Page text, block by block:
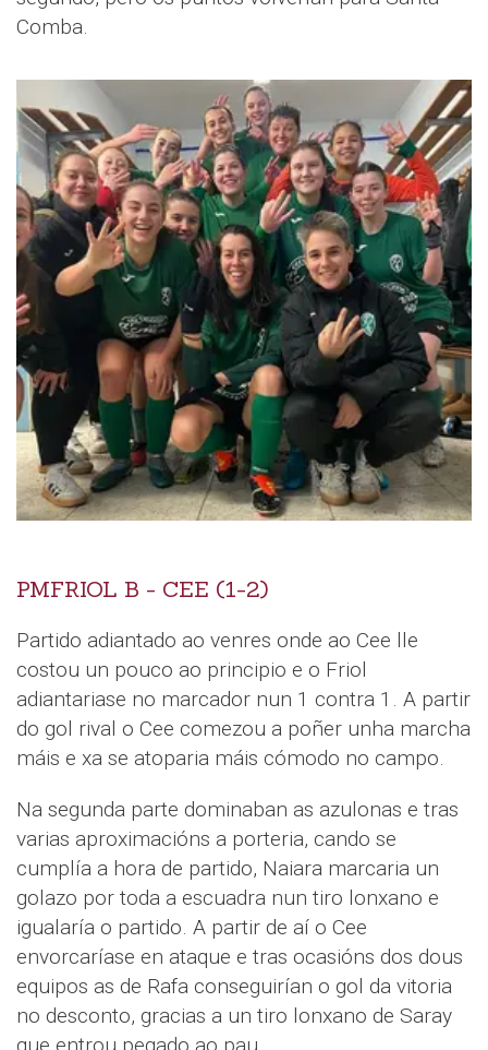
Comba.
PMFRIOL B - CEE (1-2)
Partido adiantado ao venres onde ao Cee lle
costou un pouco ao principio e o Friol
adiantariase no marcador nun 1 contra 1. A partir
do gol rival o Cee comezou a poñer unha marcha
máis e xa se atoparia máis cómodo no campo.
Na segunda parte dominaban as azulonas e tras
varias aproximacións a porteria, cando se
cumplía a hora de partido, Naiara marcaria un
golazo por toda a escuadra nun tiro lonxano e
igualaría o partido. A partir de aí o Cee
envorcaríase en ataque e tras ocasións dos dous
equipos as de Rafa conseguirían o gol da vitoria
no desconto, gracias a un tiro lonxano de Saray